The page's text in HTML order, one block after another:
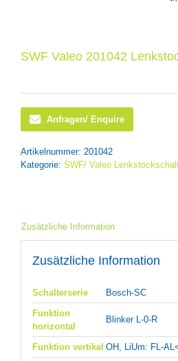
SWF Valeo 201042
Anfragen/ Enquire
Artikelnummer: 201042
Kategorie: SWF/ Valeo
Zusätzliche Information
Zusätzliche Information
Schalterserie
Bosch-SC
Funktion
horizontal
Blinker L-0-R
Funktion vertikal OH, LiUm: FL-